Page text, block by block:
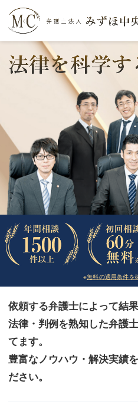
ホーム
相続・遺言
離婚（夫婦間トラブル）
企業法務
労働問題（解雇，残業等）
刑事弁護
交通事故
法律相談など（その他）
お客様へ
みずほ中央の特長・実質編
みずほ中央の特長・形式編
※無料の適用条件を
依頼する弁護士によって結
法律・判例を熟知した弁護
てます。
豊富なノウハウ・解決実績
ださい。
ホーム
相続・遺言
離婚（夫婦間トラブル）
企業法務
労働問題（解雇，残業等）
刑事弁護
交通事故
法律相談など（その他）
お客様へ
みずほ中央の特長・実質編
みずほ中央の特長・形式編